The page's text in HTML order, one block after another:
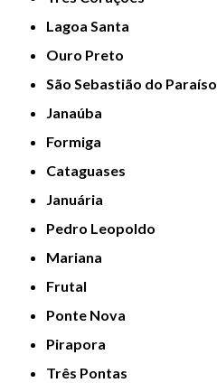
Lagoa Santa
Ouro Preto
São Sebastião do Paraíso
Janaúba
Formiga
Cataguases
Januária
Pedro Leopoldo
Mariana
Frutal
Ponte Nova
Pirapora
Três Pontas